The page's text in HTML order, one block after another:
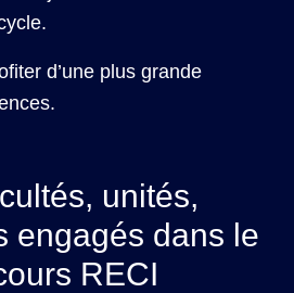
d’une plus grande
unités,
engagés dans le
RECI